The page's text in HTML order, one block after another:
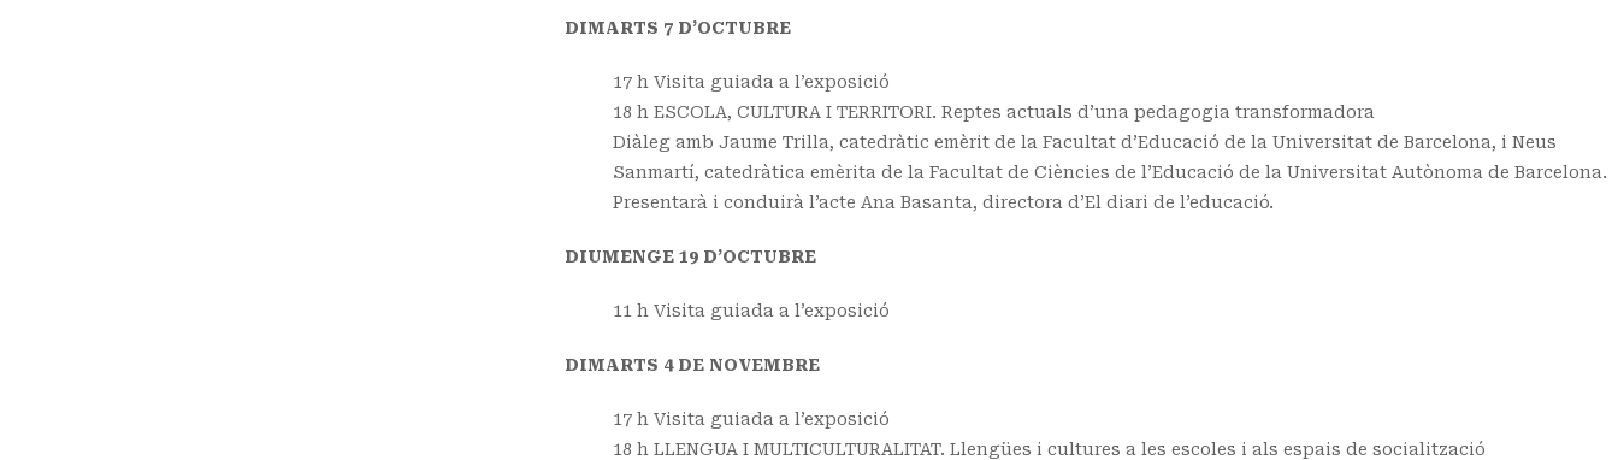
DIMARTS 7 D’OCTUBRE
17 h Visita guiada a l’exposició
18 h ESCOLA, CULTURA I TERRITORI. Reptes actuals d’una pedagogia transformadora
Diàleg amb Jaume Trilla, catedràtic emèrit de la Facultat d’Educació de la Universitat de Barcelona, i Neus
Sanmartí, catedràtica emèrita de la Facultat de Ciències de l’Educació de la Universitat Autònoma de Barcelona.
Presentarà i conduirà l’acte Ana Basanta, directora d’El diari de l’educació.
DIUMENGE 19 D’OCTUBRE
11 h Visita guiada a l’exposició
DIMARTS 4 DE NOVEMBRE
17 h Visita guiada a l’exposició
18 h LLENGUA I MULTICULTURALITAT. Llengües i cultures a les escoles i als espais de socialització